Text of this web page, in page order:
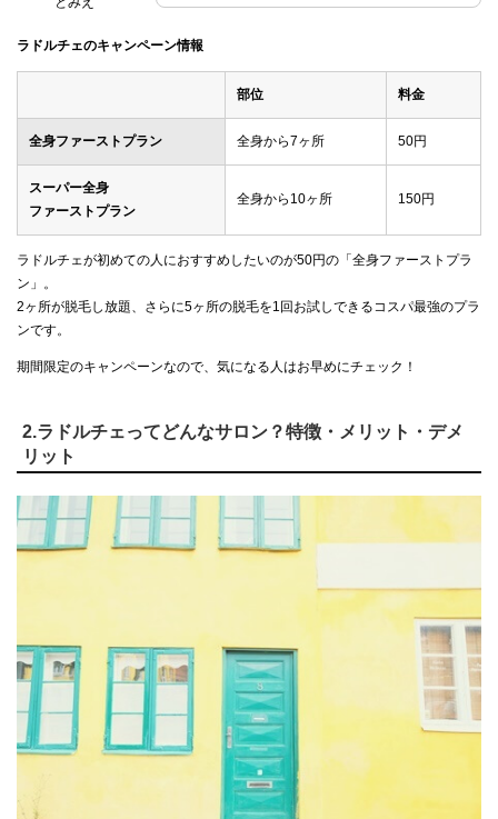
ラドルチェのキャンペーン情報
部位 料金
全身ファーストプラン 全身から7ヶ所 50円
スーパー全身
ファーストプラン
全身から10ヶ所 150円
ラドルチェが初めての人におすすめしたいのが50円の「全身ファーストプラ
ン」。
2ヶ所が脱毛し放題、さらに5ヶ所の脱毛を1回お試しできるコスパ最強のプラ
ンです。
期間限定のキャンペーンなので、気になる人はお早めにチェック！
2.ラドルチェってどんなサロン？特徴・メリット・デメ
リット